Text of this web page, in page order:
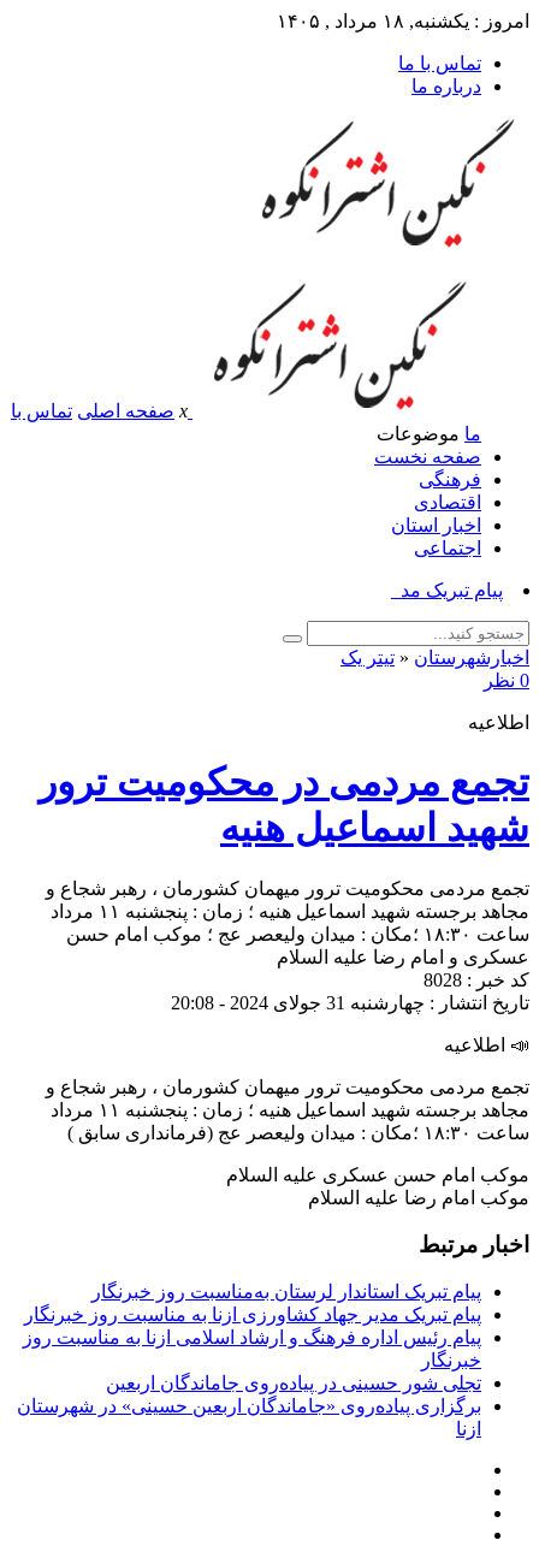
امروز : یکشنبه, ۱۸ مرداد , ۱۴۰۵
تماس با ما
درباره ما
x صفحه اصلی تماس با
ما موضوعات
صفحه نخست
فرهنگی
اقتصادی
اخبار استان
اجتماعی
پیام تبریک مدیر جها_
اخبارشهرستان « تیتر یک
0 نظر
اطلاعیه
تجمع مردمی در محکومیت ترور
شهید اسماعیل هنیه
تجمع مردمی محکومیت ترور میهمان کشورمان ، رهبر شجاع و
مجاهد برجسته شهید اسماعیل هنیه ؛ زمان : پنجشنبه ۱۱ مرداد
ساعت ۱۸:۳۰ ؛مکان : میدان ولیعصر عج ؛ موکب امام حسن
عسکری و امام رضا علیه السلام
کد خبر : 8028
تاریخ انتشار : چهارشنبه 31 جولای 2024 - 20:08
📣 اطلاعیه
تجمع مردمی محکومیت ترور میهمان کشورمان ، رهبر شجاع و
مجاهد برجسته شهید اسماعیل هنیه ؛ زمان : پنجشنبه ۱۱ مرداد
ساعت ۱۸:۳۰ ؛مکان : میدان ولیعصر عج (فرمانداری سابق )
موکب امام حسن عسکری علیه السلام
موکب امام رضا علیه السلام
اخبار مرتبط
پیام تبریک استاندار لرستان به‌مناسبت روز خبرنگار
پیام تبریک مدیر جهاد کشاورزی ازنا به مناسبت روز خبرنگار
پیام رئیس اداره فرهنگ و ارشاد اسلامی ازنا به مناسبت روز
خبرنگار
تجلی شور حسینی در پیاده‌روی جاماندگان اربعین
برگزاری پیاده‌روی «جاماندگان اربعین حسینی» در شهرستان
ازنا